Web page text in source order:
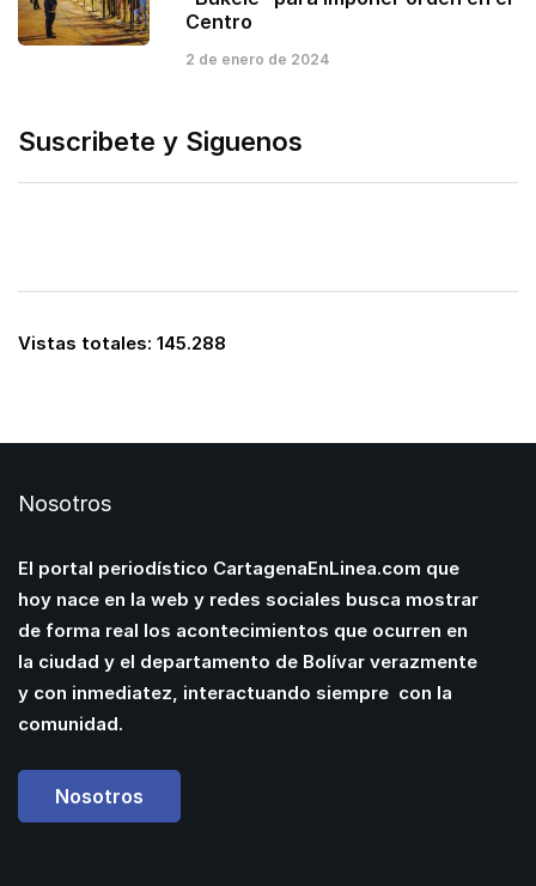
Centro
2 de enero de 2024
Suscribete y Siguenos
Vistas totales: 145.288
Nosotros
El portal periodístico CartagenaEnLinea.com que
hoy nace en la web y redes sociales busca mostrar
de forma real los acontecimientos que ocurren en
la ciudad y el departamento de Bolívar verazmente
y con inmediatez, interactuando siempre con la
comunidad.
Nosotros